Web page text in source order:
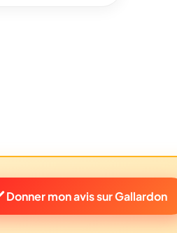
Donner mon avis sur Gallardon